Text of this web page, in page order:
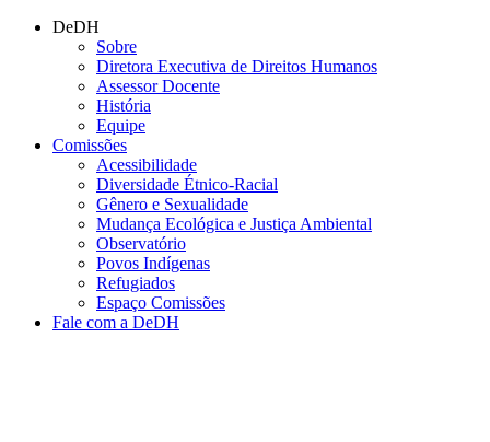
Conteúdo principal
DeDH
Sobre
Diretora Executiva de Direitos Humanos
Assessor Docente
História
Equipe
Comissões
Acessibilidade
Diversidade Étnico-Racial
Gênero e Sexualidade
Mudança Ecológica e Justiça Ambiental
Observatório
Povos Indígenas
Refugiados
Espaço Comissões
Fale com a DeDH